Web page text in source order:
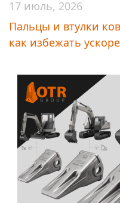
17 июль, 2026
Пальцы и втулки
как избежать